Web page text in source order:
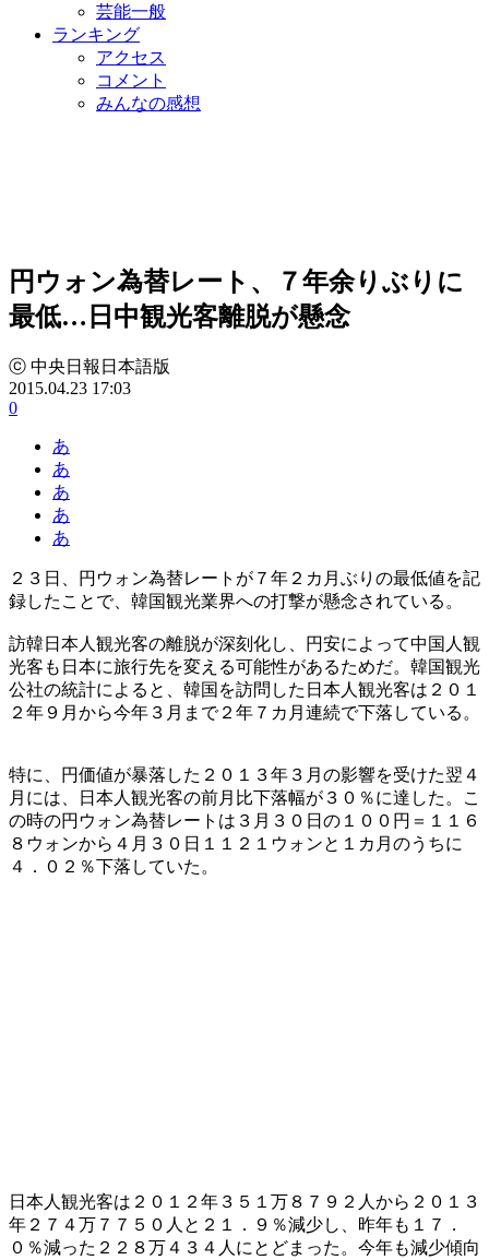
芸能一般
ランキング
アクセス
コメント
みんなの感想
円ウォン為替レート、７年余りぶりに
最低…日中観光客離脱が懸念
ⓒ 中央日報日本語版
2015.04.23 17:03
0
あ
あ
あ
あ
あ
２３日、円ウォン為替レートが７年２カ月ぶりの最低値を記
録したことで、韓国観光業界への打撃が懸念されている。
訪韓日本人観光客の離脱が深刻化し、円安によって中国人観
光客も日本に旅行先を変える可能性があるためだ。韓国観光
公社の統計によると、韓国を訪問した日本人観光客は２０１
２年９月から今年３月まで２年７カ月連続で下落している。
特に、円価値が暴落した２０１３年３月の影響を受けた翌４
月には、日本人観光客の前月比下落幅が３０％に達した。こ
の時の円ウォン為替レートは３月３０日の１００円＝１１６
８ウォンから４月３０日１１２１ウォンと１カ月のうちに
４．０２％下落していた。
日本人観光客は２０１２年３５１万８７９２人から２０１３
年２７４万７７５０人と２１．９％減少し、昨年も１７．
０％減った２２８万４３４人にとどまった。今年も減少傾向